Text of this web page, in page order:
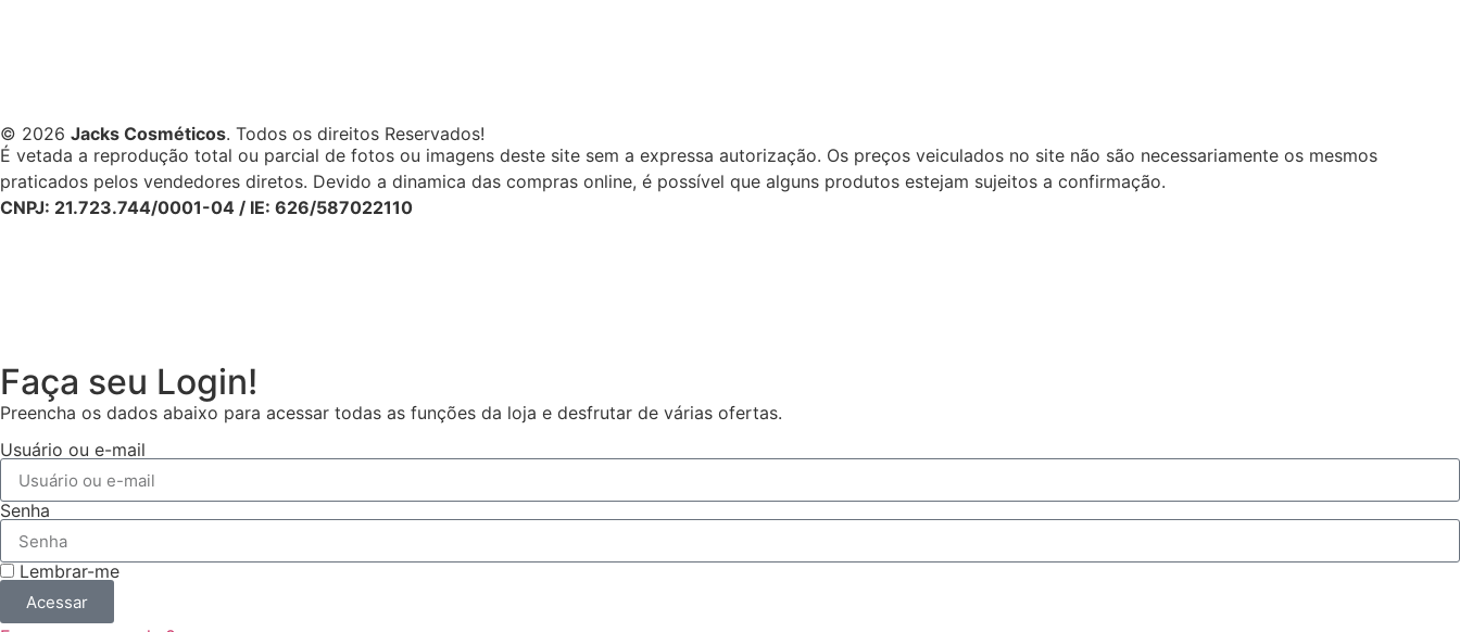
© 2026 Jacks Cosméticos. Todos os direitos Reservados!
É vetada a reprodução total ou parcial de fotos ou imagens deste site sem a expressa autorização. Os preços veiculados no site não são necessariamente os mesmos
praticados pelos vendedores diretos. Devido a dinamica das compras online, é possível que alguns produtos estejam sujeitos a confirmação.
CNPJ: 21.723.744/0001-04 / IE: 626/587022110
Faça seu Login!
Preencha os dados abaixo para acessar todas as funções da loja e desfrutar de várias ofertas.
Usuário ou e-mail
Senha
Lembrar-me
Acessar